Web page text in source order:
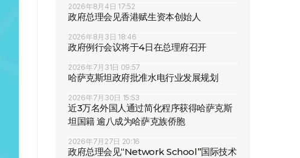
2026年8月4日 17:52
政府总理会见香港赋生资本创始人
2026年8月3日 18:46
政府例行会议将于4日在总理府召开
2026年7月31日 09:57
哈萨克斯坦政府批准水电行业发展规划
2026年7月30日 15:53
近3万名外国人通过简化程序获得哈萨克斯
坦国籍 逾八成为哈萨克族侨胞
2026年7月27日 20:16
政府总理会见“Network School”国际技术